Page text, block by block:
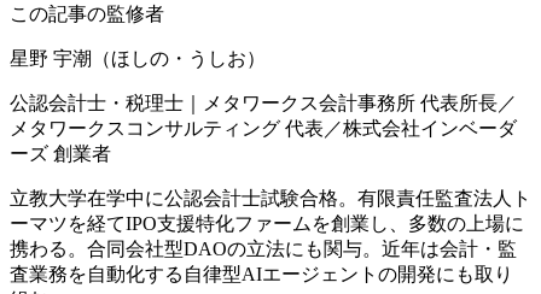
この記事の監修者
星野 宇潮（ほしの・うしお）
公認会計士・税理士｜メタワークス会計事務所 代表所長／
メタワークスコンサルティング 代表／株式会社インベーダ
ーズ 創業者
立教大学在学中に公認会計士試験合格。有限責任監査法人ト
ーマツを経てIPO支援特化ファームを創業し、多数の上場に
携わる。合同会社型DAOの立法にも関与。近年は会計・監
査業務を自動化する自律型AIエージェントの開発にも取り